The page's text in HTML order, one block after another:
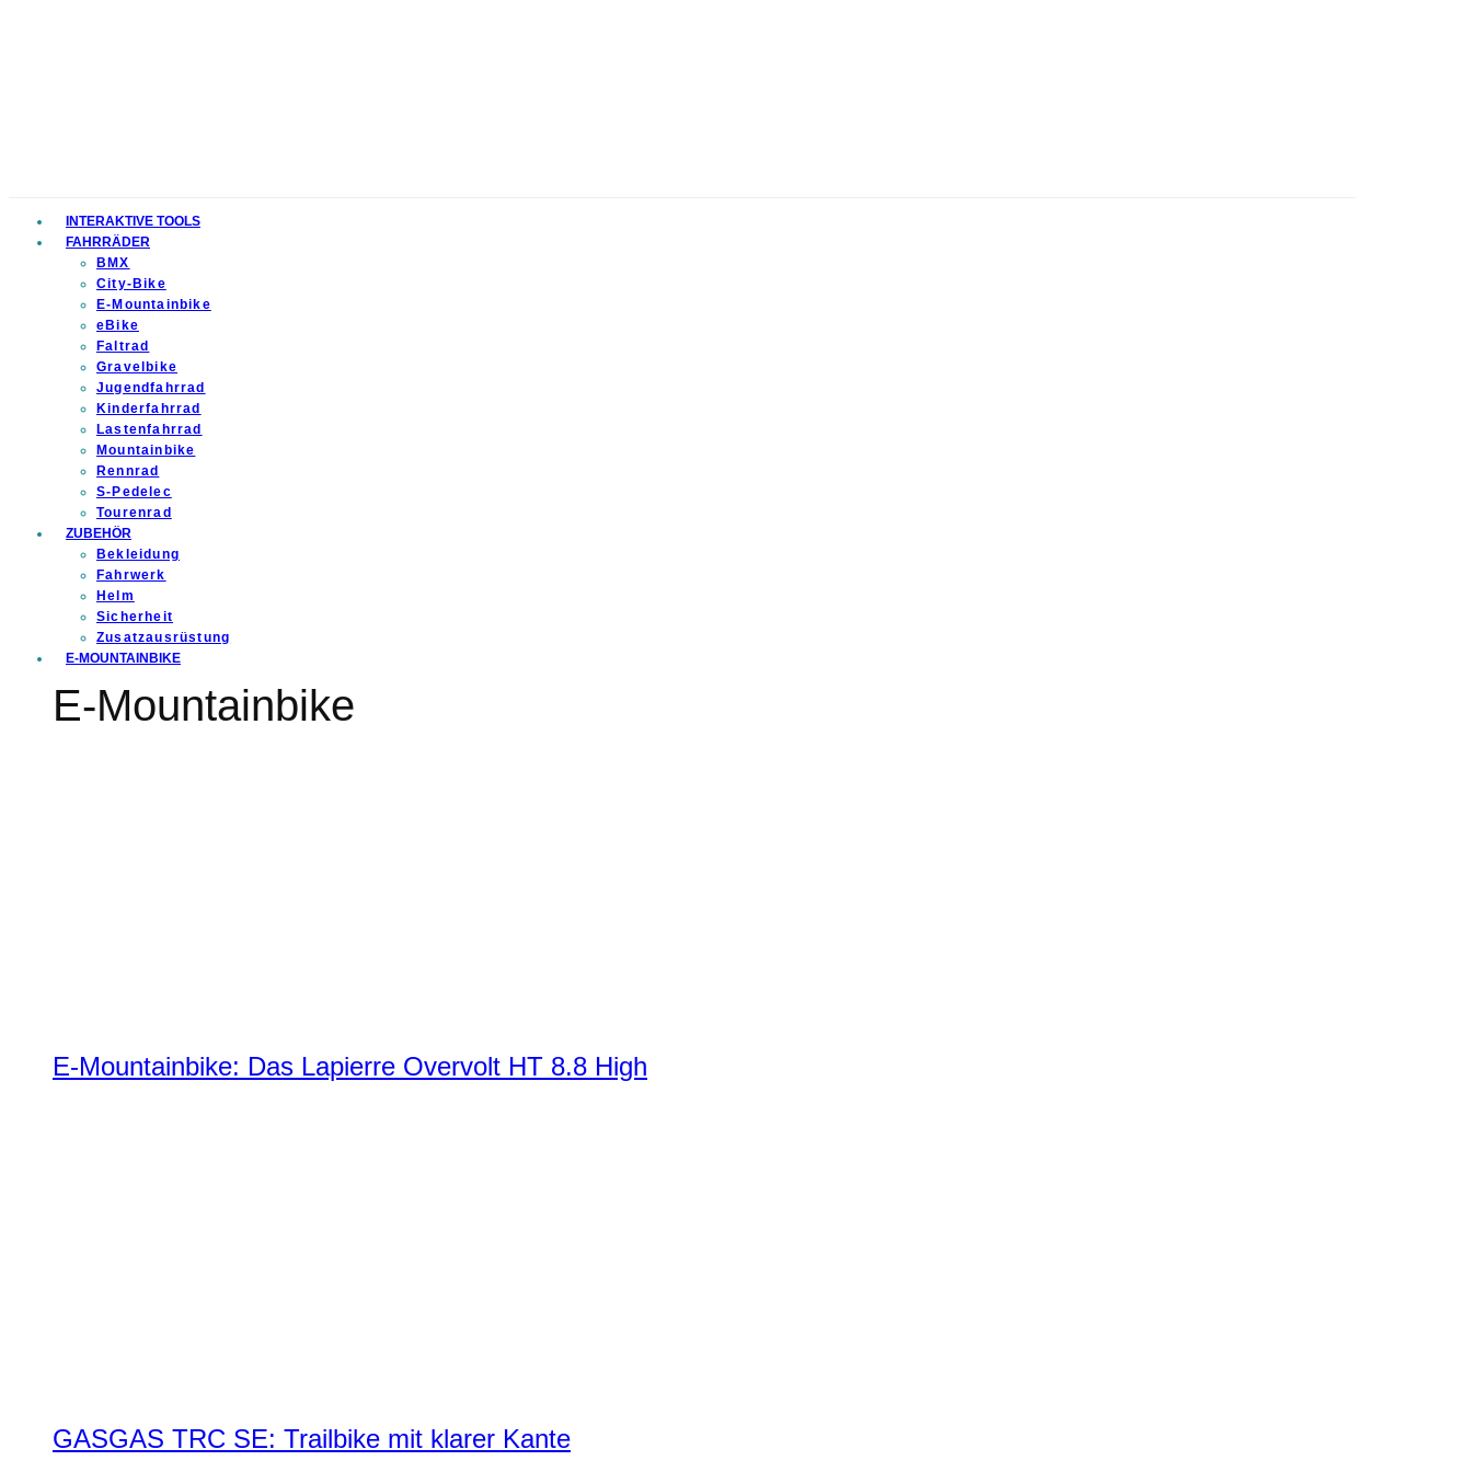
INTERAKTIVE TOOLS
FAHRRÄDER
BMX
City-Bike
E-Mountainbike
eBike
Faltrad
Gravelbike
Jugendfahrrad
Kinderfahrrad
Lastenfahrrad
Mountainbike
Rennrad
S-Pedelec
Tourenrad
ZUBEHÖR
Bekleidung
Fahrwerk
Helm
Sicherheit
Zusatzausrüstung
E-MOUNTAINBIKE
E-Mountainbike
E-Mountainbike: Das Lapierre Overvolt HT 8.8 High
GASGAS TRC SE: Trailbike mit klarer Kante